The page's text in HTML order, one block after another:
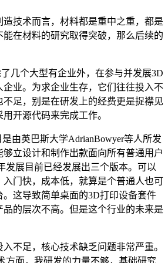
造技术而言，材料都是重中之重，都是
在材料的研究取得突破，那么后续的
了几个大型有企业外，在参与并发展3D
业。为求企业生存，它们往往投入不
足，别是在研发上的经费更是捉襟见
开源代码来完成工作。
是由英巴斯大学AdrianBowyer等人所发
立设计和制作出款面向所有普通用户
发展目前已经发展出三个版本。可以
门快，成本低，就算是个普通人也可
这导致简单桌面的3D打印设备套件
的层次不高。但是这个行业的未来是
不足，核心技术缺乏问题非常严重。
方面，我研发的力量不够，基础研究